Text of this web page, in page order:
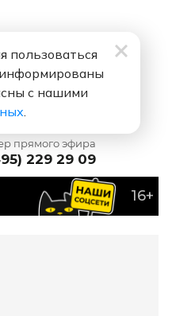
прямого эфира
229 29 09
16+
пользоваться
с нашими
.